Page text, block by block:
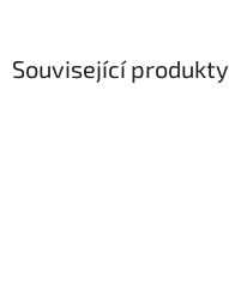
Související produkty